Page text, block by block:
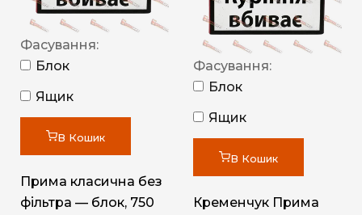
Фасування:
Блок
Ящик
В Кошик
Прима класична без
фільтра — блок, 750
Фасування:
Блок
Ящик
В Кошик
Кременчук Прима